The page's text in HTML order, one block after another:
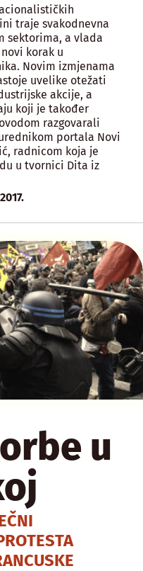
traje svakodnevna
sektorima, a vlada
korak u
Novim izmjenama
uvelike otežati
akcije, a
koji je također
razgovarali
portala Novi
radnicom koja je
u tvornici Dita iz
u